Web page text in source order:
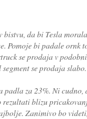
bistvu, da bi Tesla
Pomoje bi padale ornk
se prodaja v
se prodaja slabo.
za 23%. Ni cudno,
rezultati blizu
Zanimivo bo